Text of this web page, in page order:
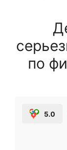
по
5.0